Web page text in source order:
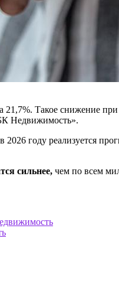
Такое снижение
Недвижимость».
году реализуется
сильнее, чем по всем